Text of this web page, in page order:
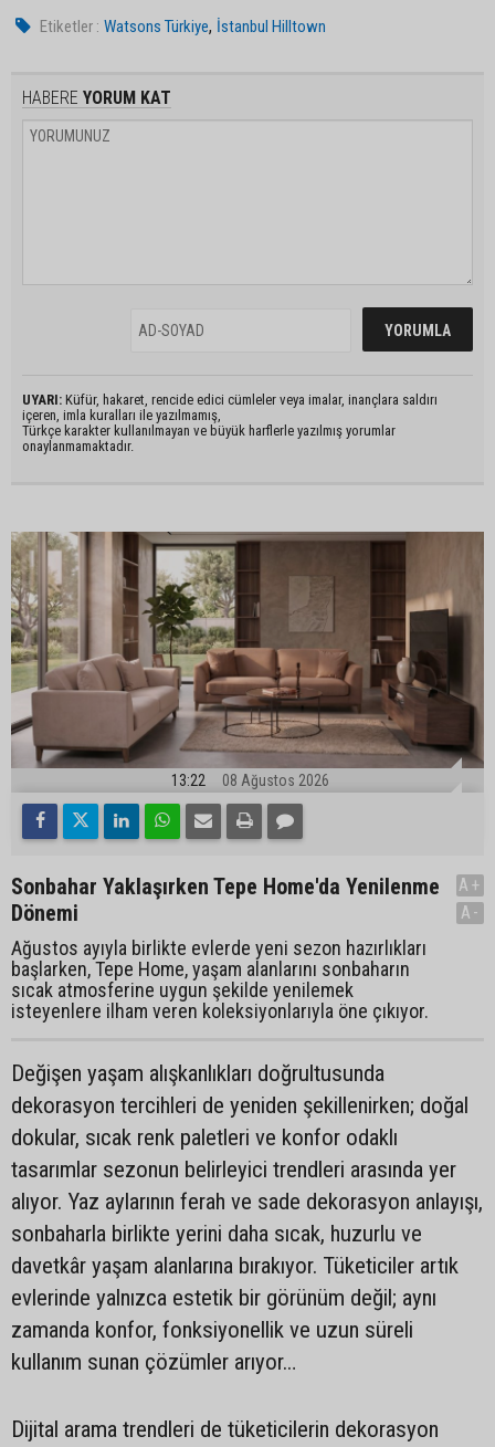
Etiketler : Watsons Türkiye, İstanbul Hilltown
HABERE YORUM KAT
UYARI: Küfür, hakaret, rencide edici cümleler veya imalar, inançlara saldırı
içeren, imla kuralları ile yazılmamış,
Türkçe karakter kullanılmayan ve büyük harflerle yazılmış yorumlar
onaylanmamaktadır.
13:22 08 Ağustos 2026
Sonbahar Yaklaşırken Tepe Home'da Yenilenme
Dönemi
Ağustos ayıyla birlikte evlerde yeni sezon hazırlıkları
başlarken, Tepe Home, yaşam alanlarını sonbaharın
sıcak atmosferine uygun şekilde yenilemek
isteyenlere ilham veren koleksiyonlarıyla öne çıkıyor.
A+
A-
Değişen yaşam alışkanlıkları doğrultusunda
dekorasyon tercihleri de yeniden şekillenirken; doğal
dokular, sıcak renk paletleri ve konfor odaklı
tasarımlar sezonun belirleyici trendleri arasında yer
alıyor. Yaz aylarının ferah ve sade dekorasyon anlayışı,
sonbaharla birlikte yerini daha sıcak, huzurlu ve
davetkâr yaşam alanlarına bırakıyor. Tüketiciler artık
evlerinde yalnızca estetik bir görünüm değil; aynı
zamanda konfor, fonksiyonellik ve uzun süreli
kullanım sunan çözümler arıyor…
Dijital arama trendleri de tüketicilerin dekorasyon